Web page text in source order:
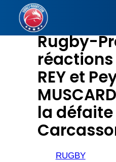
Aller
contenu Rugby-
réactions
REY et
la défaite
RUGBY